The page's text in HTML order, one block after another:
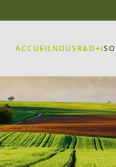
ACCUEILNOUSR&D+i